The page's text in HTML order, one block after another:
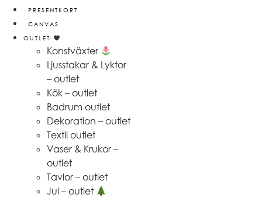
PRESENTKORT
CANVAS
OUTLET
Konstväxter
Ljusstakar & Lyktor
– outlet
Kök – outlet
Badrum outlet
Dekoration – outlet
Textil outlet
Vaser & Krukor –
outlet
Tavlor – outlet
Jul – outlet